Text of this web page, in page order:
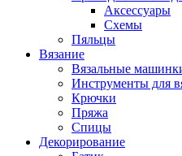
Аксессуары
Схемы
Пяльцы
Вязание
Вязальные
Инструменты для
Крючки
Пряжа
Спицы
Декорирование